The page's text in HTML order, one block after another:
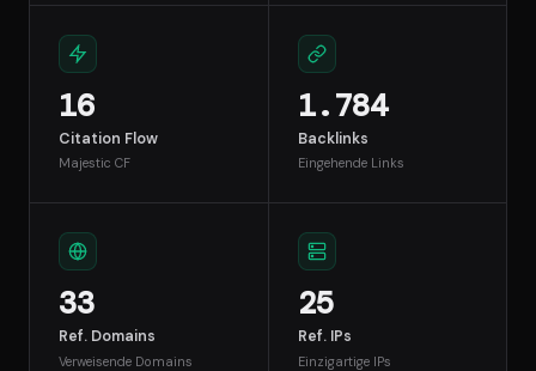
16
Citation Flow
Majestic CF
1.784
Backlinks
Eingehende Links
33
Ref. Domains
Verweisende Domains
25
Ref. IPs
Einzigartige IPs